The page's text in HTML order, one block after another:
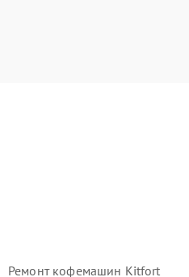
Ремонт кофемашин Kitfort